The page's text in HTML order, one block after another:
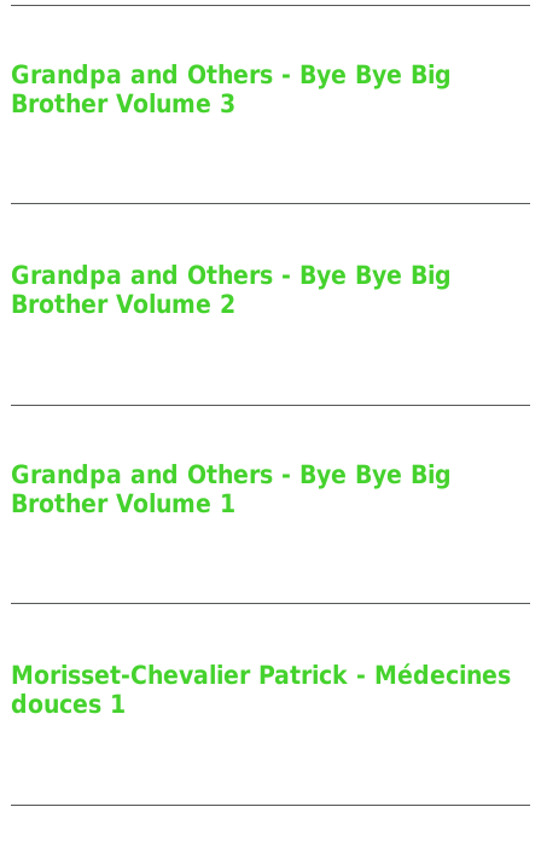
Grandpa and Others - Bye Bye Big
Brother Volume 3
Grandpa and Others - Bye Bye Big
Brother Volume 2
Grandpa and Others - Bye Bye Big
Brother Volume 1
Morisset-Chevalier Patrick - Médecines
douces 1